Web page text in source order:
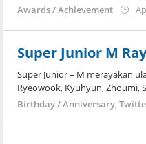
Awards / Achievement
Super Junior M
Super Junior – M merayakan
Ryeowook, Kyuhyun, Zhoumi,
Birthday / Anniversary,